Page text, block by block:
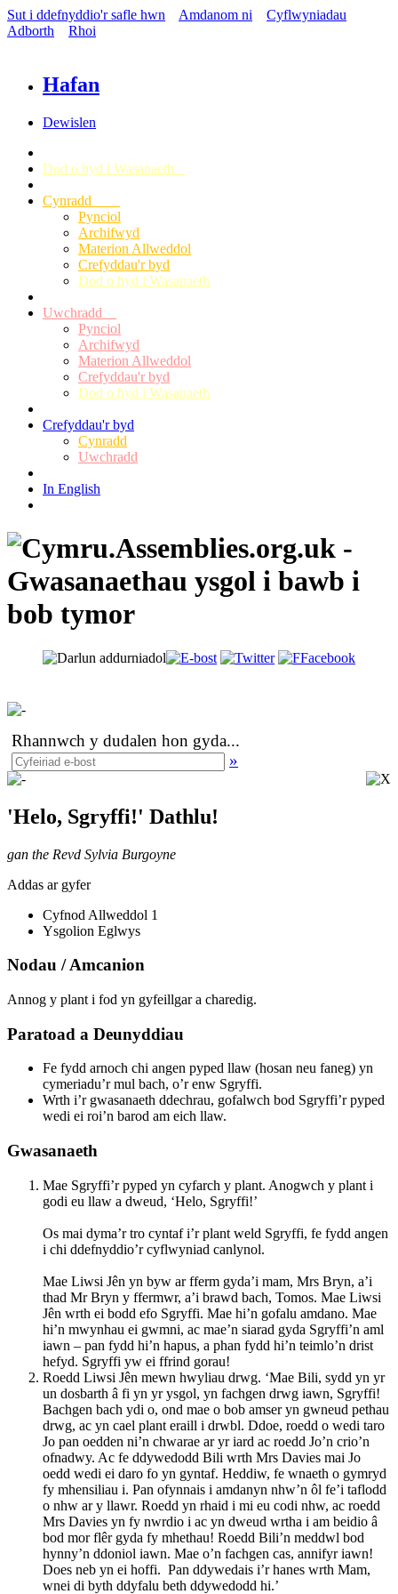
Sut i ddefnyddio'r safle hwn Amdanom ni
Cyflwyniadau
Adborth
Rhoi
Hafan
Dewislen
Dod o hyd i Wasanaeth
Cynradd
Pynciol
Archifwyd
Materion Allweddol
Crefyddau'r byd
Dod o hyd i Wasanaeth
Uwchradd
Pynciol
Archifwyd
Materion Allweddol
Crefyddau'r byd
Dod o hyd i Wasanaeth
Crefyddau'r byd
Cynradd
Uwchradd
In English
Rhannwch y dudalen hon gyda...
»
'Helo, Sgryffi!' Dathlu!
gan the Revd Sylvia Burgoyne
Addas ar gyfer
Cyfnod Allweddol 1
Ysgolion Eglwys
Nodau / Amcanion
Annog y plant i fod yn gyfeillgar a charedig.
Paratoad a Deunyddiau
Fe fydd arnoch chi angen pyped llaw (hosan neu faneg) yn
cymeriadu’r mul bach, o’r enw Sgryffi.
Wrth i’r gwasanaeth ddechrau, gofalwch bod Sgryffi’r pyped
wedi ei roi’n barod am eich llaw.
Gwasanaeth
Mae Sgryffi’r pyped yn cyfarch y plant. Anogwch y plant i
godi eu llaw a dweud, ‘Helo, Sgryffi!’
Os mai dyma’r tro cyntaf i’r plant weld Sgryffi, fe fydd angen
i chi ddefnyddio’r cyflwyniad canlynol.
Mae Liwsi Jên yn byw ar fferm gyda’i mam, Mrs Bryn, a’i
thad Mr Bryn y ffermwr, a’i brawd bach, Tomos. Mae Liwsi
Jên wrth ei bodd efo Sgryffi. Mae hi’n gofalu amdano. Mae
hi’n mwynhau ei gwmni, ac mae’n siarad gyda Sgryffi’n aml
iawn – pan fydd hi’n hapus, a phan fydd hi’n teimlo’n drist
hefyd. Sgryffi yw ei ffrind gorau!
Roedd Liwsi Jên mewn hwyliau drwg. ‘Mae Bili, sydd yn yr
un dosbarth â fi yn yr ysgol, yn fachgen drwg iawn, Sgryffi!
Bachgen bach ydi o, ond mae o bob amser yn gwneud pethau
drwg, ac yn cael plant eraill i drwbl. Ddoe, roedd o wedi taro
Jo pan oedden ni’n chwarae ar yr iard ac roedd Jo’n crio’n
ofnadwy. Ac fe ddywedodd Bili wrth Mrs Davies mai Jo
oedd wedi ei daro fo yn gyntaf. Heddiw, fe wnaeth o gymryd
fy mhensiliau i. Pan ofynnais i amdanyn nhw’n ôl fe’i taflodd
o nhw ar y llawr. Roedd yn rhaid i mi eu codi nhw, ac roedd
Mrs Davies yn fy nwrdio i ac yn dweud wrtha i am beidio â
bod mor flêr gyda fy mhethau! Roedd Bili’n meddwl bod
hynny’n ddoniol iawn. Mae o’n fachgen cas, annifyr iawn!
Does neb yn ei hoffi. Pan ddywedais i’r hanes wrth Mam,
wnei di byth ddyfalu beth ddywedodd hi.’